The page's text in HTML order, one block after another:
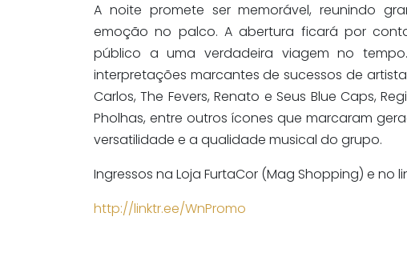
A noite promete ser memorável, reunindo
emoção no palco. A abertura ficará por
público a uma verdadeira viagem no
interpretações marcantes de sucessos de
Carlos, The Fevers, Renato e Seus Blue Caps,
Pholhas, entre outros ícones que marcaram
versatilidade e a qualidade musical do grupo.
Ingressos na Loja FurtaCor (Mag Shopping) e no
http://linktr.ee/WnPromo